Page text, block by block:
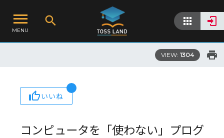
MENU
VIEW: 1304
いいね
コンピュータを「使わない」プログ